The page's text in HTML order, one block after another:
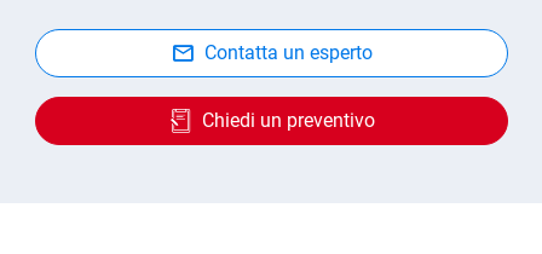
Contatta un esperto
Chiedi un preventivo